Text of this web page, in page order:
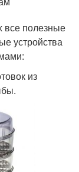
все полезные
устройства
из